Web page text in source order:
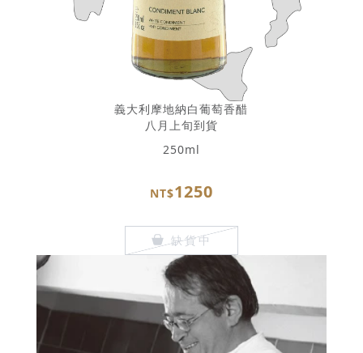
義大利摩地納白葡萄香醋
八月上旬到貨
250ml
NT$1250
缺貨中